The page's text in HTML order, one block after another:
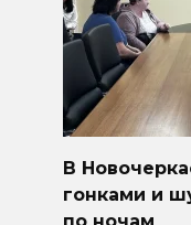
В
гонками и
по ночам